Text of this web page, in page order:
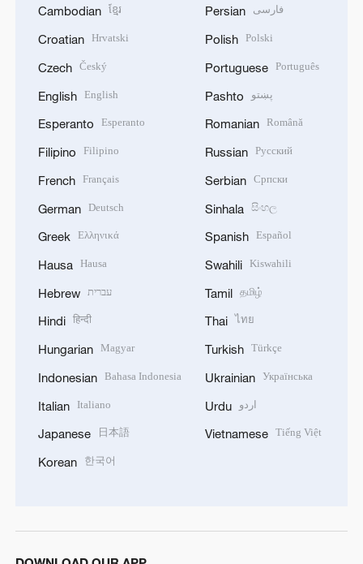
Cambodian ខ្មែរ
Croatian Hrvatski
Czech Český
English English
Esperanto Esperanto
Filipino Filipino
French Français
German Deutsch
Greek Ελληνικά
Hausa Hausa
Hebrew עברית
Hindi हिन्दी
Hungarian Magyar
Indonesian Bahasa Indonesia
Italian Italiano
Japanese 日本語
Korean 한국어
Persian فارسی
Polish Polski
Portuguese Português
Pashto پښتو
Romanian Română
Russian Русский
Serbian Српски
Sinhala සිංහල
Spanish Español
Swahili Kiswahili
Tamil தமிழ்
Thai ไทย
Turkish Türkçe
Ukrainian Українська
Urdu اردو
Vietnamese Tiếng Việt